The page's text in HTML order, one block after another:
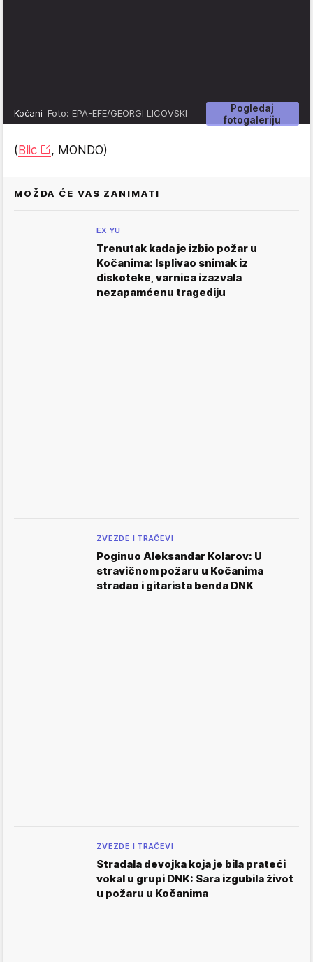
Pogledaj
fotogaleriju
Kočani Foto: EPA-EFE/GEORGI LICOVSKI
(Blic , MONDO)
MOŽDA ĆE VAS ZANIMATI
EX YU
Trenutak kada je izbio požar u
Kočanima: Isplivao snimak iz
diskoteke, varnica izazvala
nezapamćenu tragediju
ZVEZDE I TRAČEVI
Poginuo Aleksandar Kolarov: U
stravičnom požaru u Kočanima
stradao i gitarista benda DNK
ZVEZDE I TRAČEVI
Stradala devojka koja je bila prateći
vokal u grupi DNK: Sara izgubila život
u požaru u Kočanima